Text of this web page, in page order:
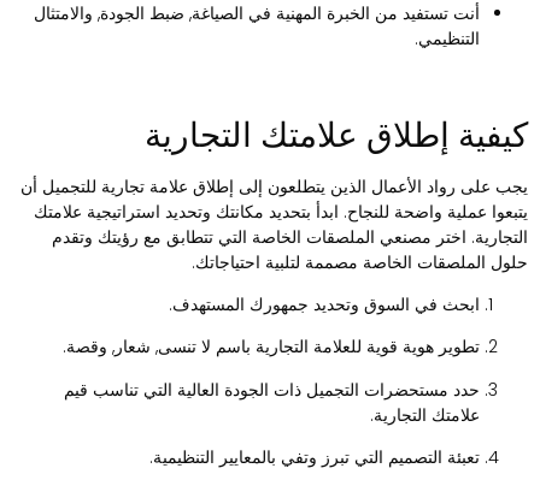
أنت تستفيد من الخبرة المهنية في الصياغة, ضبط الجودة, والامتثال
التنظيمي.
إطلاق علامتك التجارية
على رواد الأعمال الذين يتطلعون إلى إطلاق علامة تجارية للتجميل أن
عملية واضحة للنجاح. ابدأ بتحديد مكانتك وتحديد استراتيجية علامتك
اختر مصنعي الملصقات الخاصة التي تتطابق مع رؤيتك وتقدم
الملصقات الخاصة مصممة لتلبية احتياجاتك.
ابحث في السوق وتحديد جمهورك المستهدف.
تطوير هوية قوية للعلامة التجارية باسم لا تنسى, شعار, وقصة.
حدد مستحضرات التجميل ذات الجودة العالية التي تناسب قيم
علامتك التجارية.
تعبئة التصميم التي تبرز وتفي بالمعايير التنظيمية.